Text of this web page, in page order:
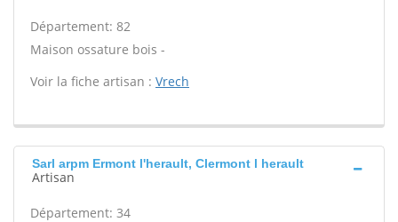
Département: 82
Maison ossature bois -
Voir la fiche artisan : Vrech
Sarl arpm Ermont l'herault, Clermont l herault
Artisan
Département: 34